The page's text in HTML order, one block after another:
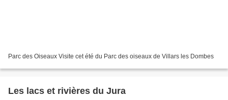
Parc des Oiseaux Visite cet été du Parc des oiseaux de Villars les Dombes
Les lacs et rivières du Jura